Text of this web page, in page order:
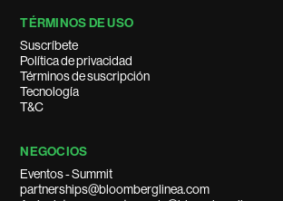
TÉRMINOS DE USO
Suscríbete
Política de privacidad
Términos de suscripción
Tecnología
T&C
NEGOCIOS
Eventos - Summit
partnerships@bloomberglinea.com